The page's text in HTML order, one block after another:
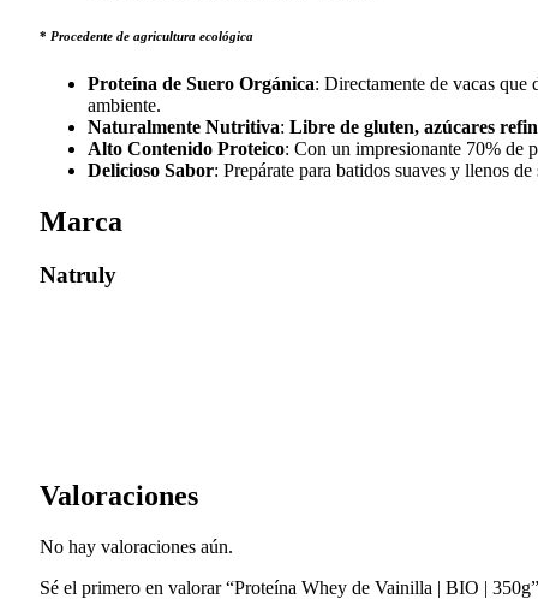
* Procedente de agricultura ecológica
Proteína de Suero Orgánica: Directamente de vacas que
ambiente.
Naturalmente Nutritiva: Libre de gluten, azúcares
Alto Contenido Proteico: Con un impresionante 70% de
Delicioso Sabor: Prepárate para batidos suaves y llenos
Marca
Natruly
Valoraciones
No hay valoraciones aún.
Sé el primero en valorar “Proteína Whey de Vainilla | BIO | 350g”